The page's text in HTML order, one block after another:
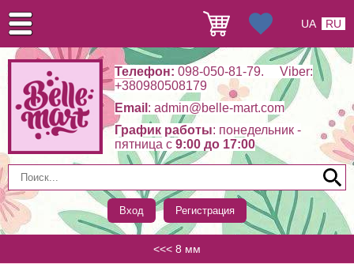
Телефон: 098-050-81-79. Viber:
+380980508179
Email : admin@belle-mart.com
График работы: понедельник -
пятница c 9:00 до 17:00
Вход Регистрация
UA RU
<<< 8 мм